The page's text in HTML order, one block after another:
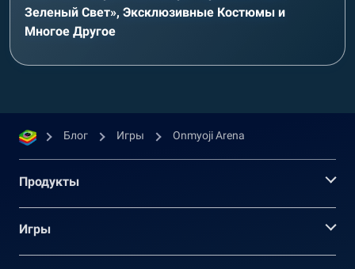
Зеленый Свет», Эксклюзивные Костюмы и
Многое Другое
Блог Игры Onmyoji Arena
Продукты
Игры